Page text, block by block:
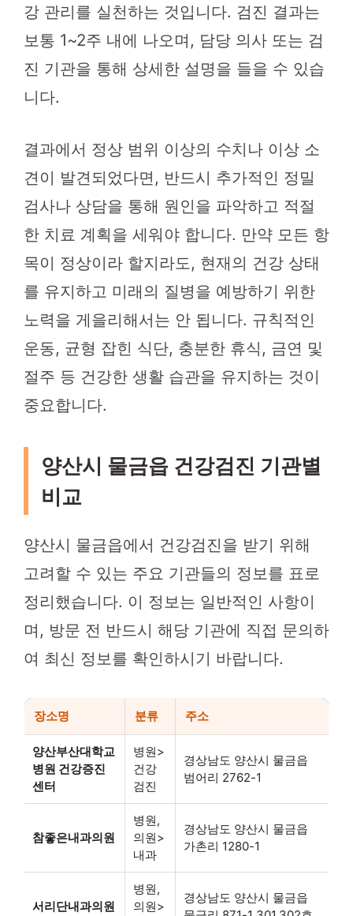
강 관리를 실천하는 것입니다. 검진 결과는
보통 1~2주 내에 나오며, 담당 의사 또는 검
진 기관을 통해 상세한 설명을 들을 수 있습
니다.
결과에서 정상 범위 이상의 수치나 이상 소
견이 발견되었다면, 반드시 추가적인 정밀
검사나 상담을 통해 원인을 파악하고 적절
한 치료 계획을 세워야 합니다. 만약 모든 항
목이 정상이라 할지라도, 현재의 건강 상태
를 유지하고 미래의 질병을 예방하기 위한
노력을 게을리해서는 안 됩니다. 규칙적인
운동, 균형 잡힌 식단, 충분한 휴식, 금연 및
절주 등 건강한 생활 습관을 유지하는 것이
중요합니다.
양산시 물금읍 건강검진 기관별
비교
양산시 물금읍에서 건강검진을 받기 위해
고려할 수 있는 주요 기관들의 정보를 표로
정리했습니다. 이 정보는 일반적인 사항이
며, 방문 전 반드시 해당 기관에 직접 문의하
여 최신 정보를 확인하시기 바랍니다.
장소명 분류 주소
양산부산대학교
병원 건강증진
센터
병원>
건강
검진
경상남도 양산시 물금읍
범어리 2762-1
참좋은내과의원
병원,
의원>
내과
경상남도 양산시 물금읍
가촌리 1280-1
서리단내과의원
병원,
의원>
경상남도 양산시 물금읍